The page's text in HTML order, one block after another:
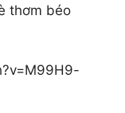
thơm béo